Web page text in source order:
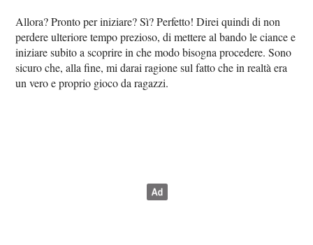
Allora? Pronto per iniziare? Sì? Perfetto! Direi quindi di non
perdere ulteriore tempo prezioso, di mettere al bando le ciance e
iniziare subito a scoprire in che modo bisogna procedere. Sono
sicuro che, alla fine, mi darai ragione sul fatto che in realtà era
un vero e proprio gioco da ragazzi.